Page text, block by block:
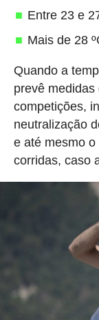
Entre 23 e
Mais de 28
Quando a
prevê
competições,
neutralização
e até mesmo
corridas, caso